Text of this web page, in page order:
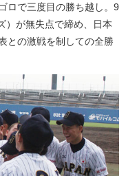
ロで三度目の勝ち越し。9
）が無失点で締め、日本
との激戦を制しての全勝